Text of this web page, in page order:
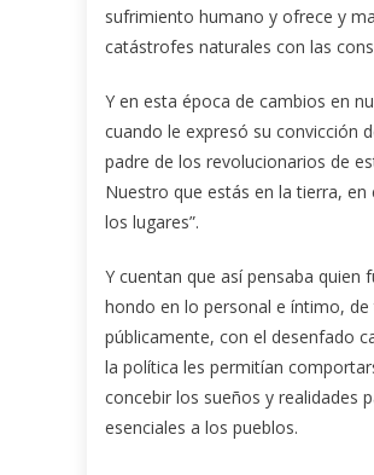
sufrimiento humano y ofrece y
catástrofes naturales con las
Y en esta época de cambios en
cuando le expresó su convicción
padre de los revolucionarios de
Nuestro que estás en la tierra,
los lugares”.
Y cuentan que así pensaba
hondo en lo personal e íntimo,
públicamente, con el desenfado
la política les permitían
concebir los sueños y realidades
esenciales a los pueblos.